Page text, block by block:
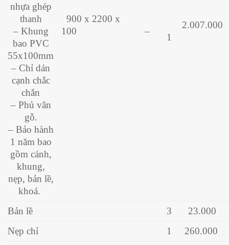
nhựa ghép
thanh
– Khung
bao PVC
55x100mm
– Chỉ dán
cạnh chắc
chắn
– Phủ vân
gỗ.
– Bảo hành
1 năm bao
gồm cánh,
khung,
nẹp, bản lề,
khoá.
900 x 2200 x
100
–
1
2.007.000
Bản lề 3
23.000
Nẹp chỉ
1 260.000